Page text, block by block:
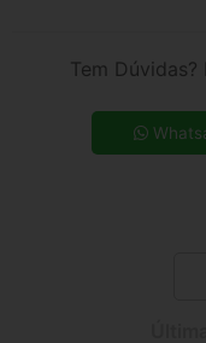
4x de R$ 192,06
5x de R$ 155,66
Tem